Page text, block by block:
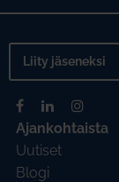
Liity jäseneksi
Ajankohtaista
Uutiset
Blogi